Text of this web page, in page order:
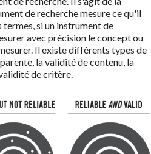
de recherche mesure ce qu'il
termes, si un instrument de
avec précision le concept ou
Il existe différents types de
la validité de contenu, la
de critère.